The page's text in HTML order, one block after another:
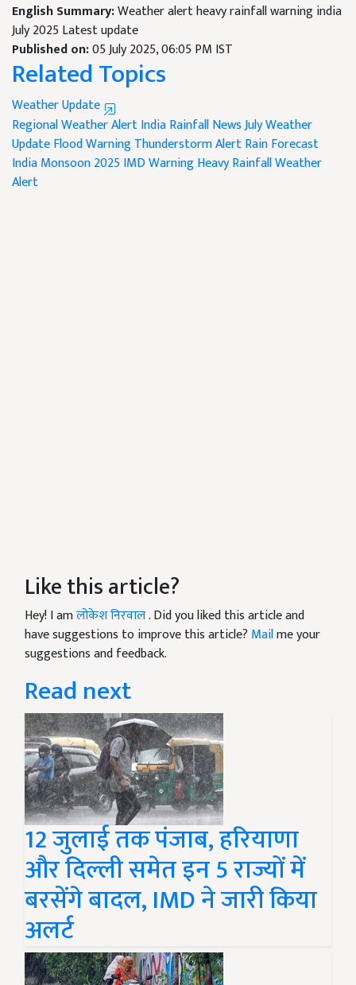
English Summary:Weather alert heavy rainfall warning india
July 2025 Latest update
Published on:05 July 2025, 06:05 PM IST
Related Topics
Weather Update
Regional Weather AlertIndia Rainfall NewsJuly Weather
UpdateFlood WarningThunderstorm AlertRain Forecast
IndiaMonsoon 2025IMD WarningHeavy RainfallWeather
Alert
Like this article?
Hey! I amलोकेश निरवाल. Did you liked this article and
have suggestions to improve this article? Mailme your
suggestions and feedback.
Read next
12 जुलाई तक पंजाब, हरियाणा
और दिल्ली समेत इन 5 राज्यों में
बरसेंगे बादल, IMD ने जारी किया
अलर्ट